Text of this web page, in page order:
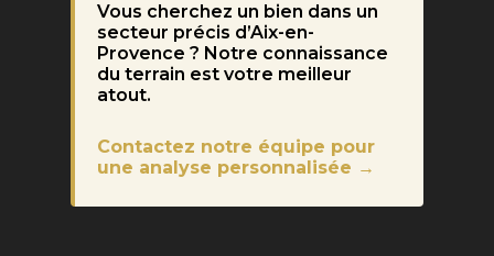
Vous cherchez un bien dans un
secteur précis d’Aix-en-
Provence ? Notre connaissance
du terrain est votre meilleur
atout.
Contactez notre équipe pour
une analyse personnalisée →